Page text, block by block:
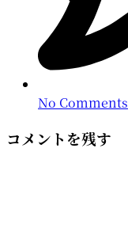
No Comments
コメントを残す